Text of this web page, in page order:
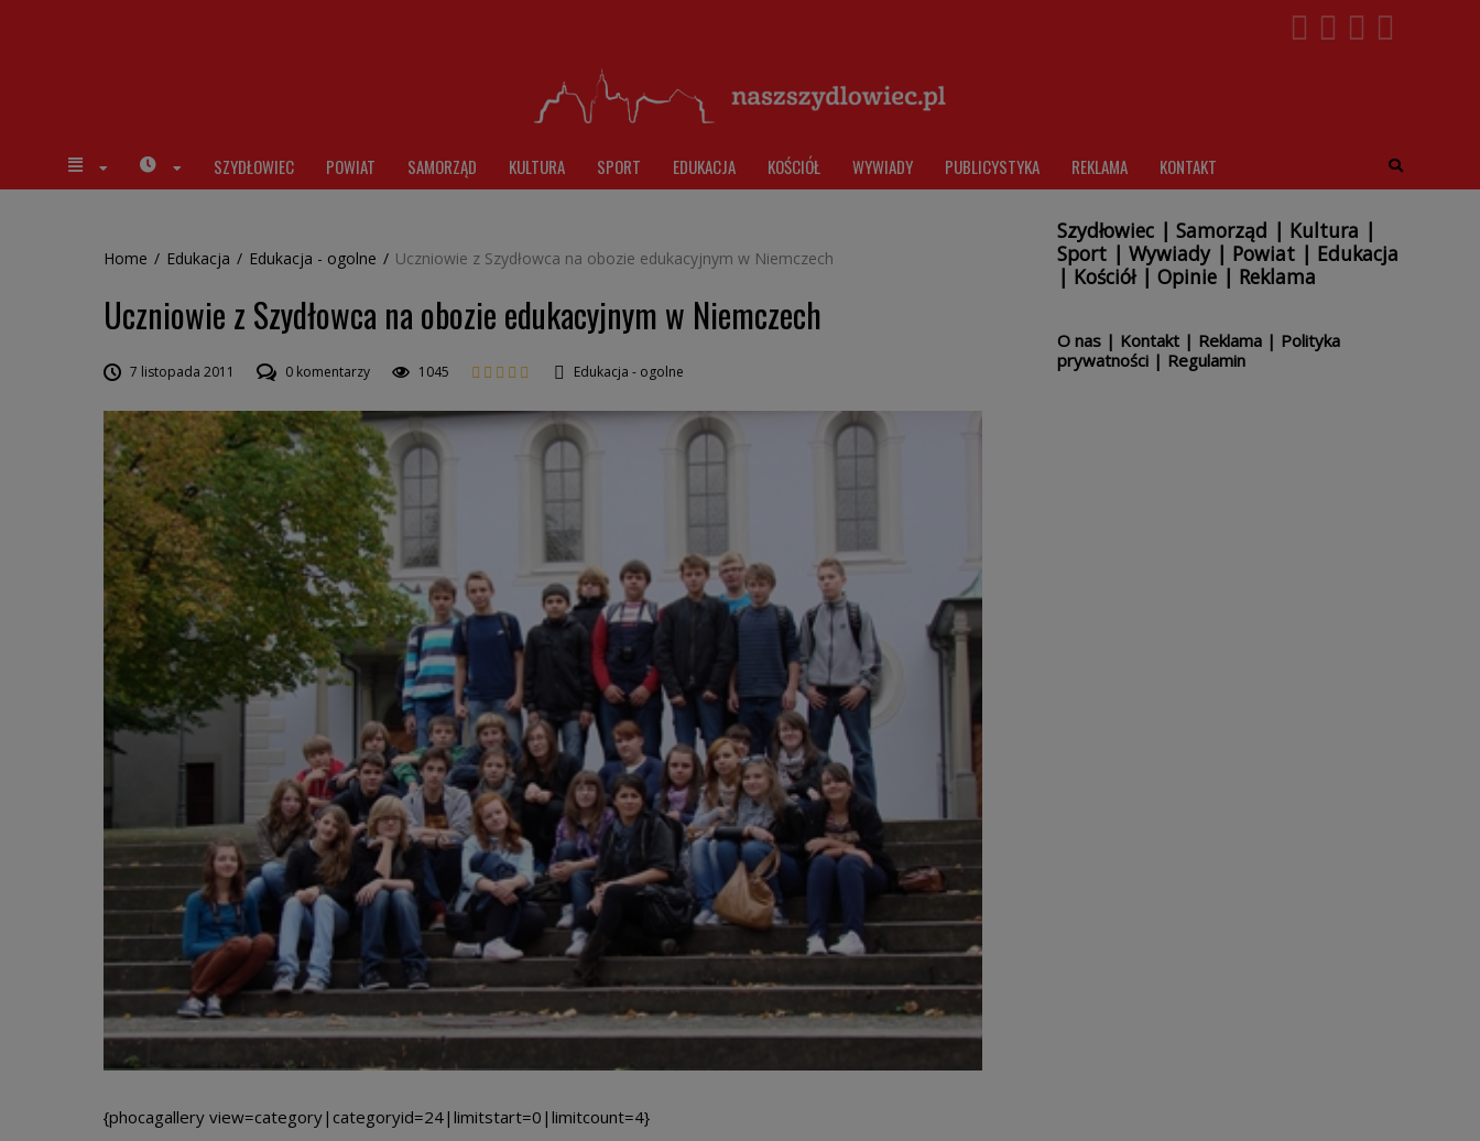
SZYDŁOWIEC POWIAT SAMORZĄD KULTURA SPORT EDUKACJA KOŚCIÓŁ WYWIADY PUBLICYSTYKA REKLAMA KONTAKT
Home / Edukacja / Edukacja - ogolne / Uczniowie z Szydłowca na obozie edukacyjnym w Niemczech
Uczniowie z Szydłowca na obozie edukacyjnym w Niemczech
7 listopada 2011 0 komentarzy 1045 Edukacja - ogolne
{phocagallery view=category|categoryid=24|limitstart=0|limitcount=4}
Szydłowiec| Samorząd | Kultura |
Sport| Wywiady| Powiat| Edukacja
| Kościół| Opinie| Reklama
O nas| Kontakt| Reklama| Polityka
prywatności| Regulamin